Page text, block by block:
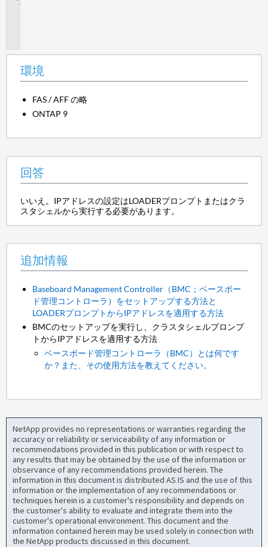
環境
FAS / AFF の略
ONTAP 9
回答
いいえ。IPアドレスの設定はLOADERプロンプトまたはクラ
スタシェルから実行する必要があります。
追加情報
Baseboard Management Controller（BMC；ベースボー
ド管理コントローラ）をセットアップする方法と
LOADERプロンプトからIPアドレスを適用する方法
BMCのセットアップを実行し、クラスタシェルプロンプ
トからIPアドレスを適用する方法
ベースボード管理コントローラ（BMC）とは何です
か？また、その使用方法を教えてください。
NetApp provides no representations or warranties regarding the
accuracy or reliability or serviceability of any information or
recommendations provided in this publication or with respect to
any results that may be obtained by the use of the information or
observance of any recommendations provided herein. The
information in this document is distributed AS IS and the use of this
information or the implementation of any recommendations or
techniques herein is a customer's responsibility and depends on
the customer's ability to evaluate and integrate them into the
customer's operational environment. This document and the
information contained herein may be used solely in connection with
the NetApp products discussed in this document.